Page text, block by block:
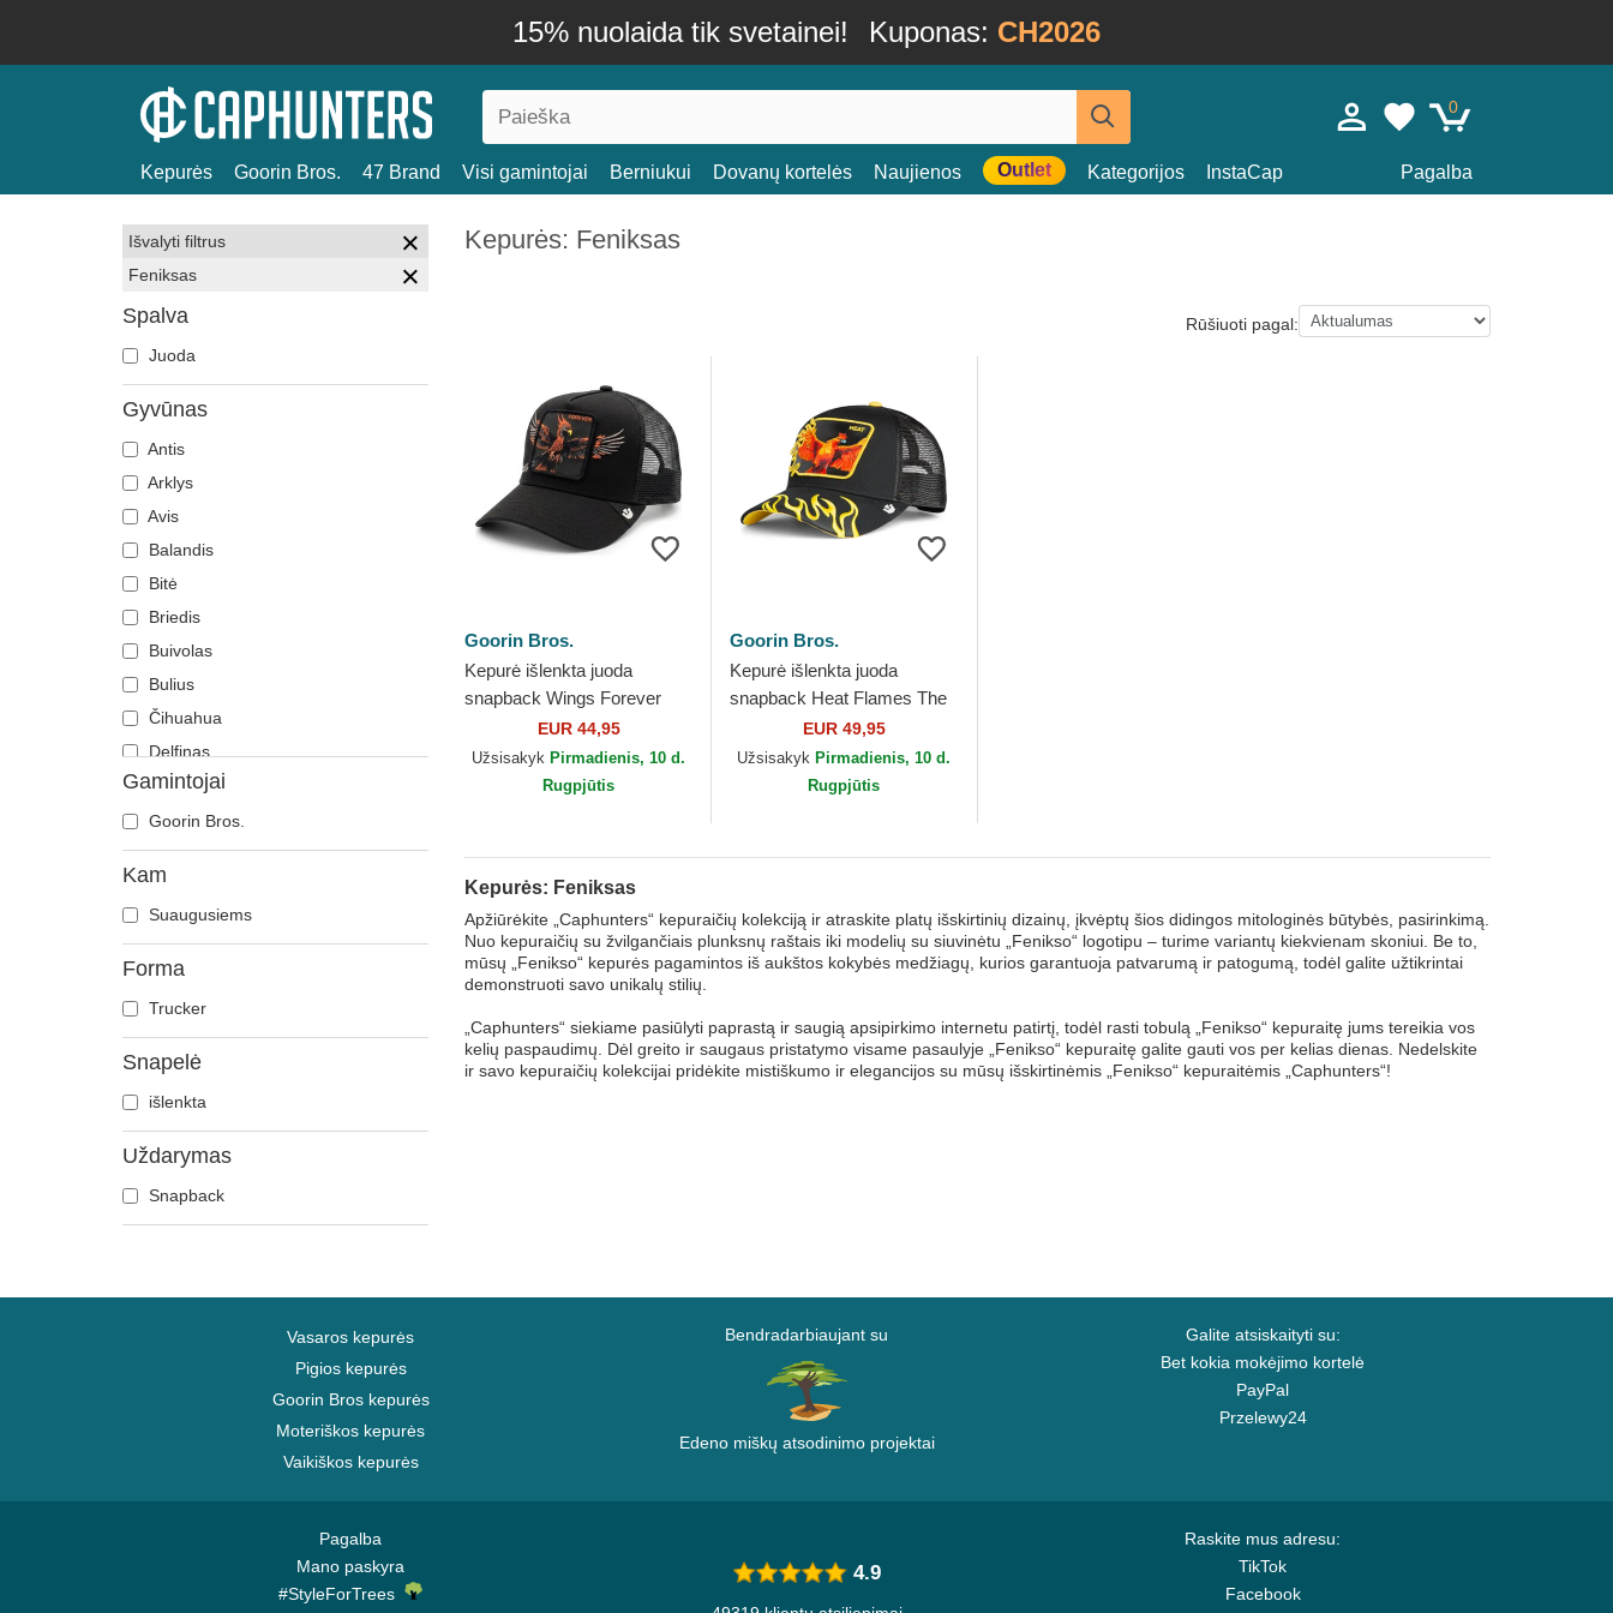
15% nuolaida tik svetainei! Kuponas: CH2026
0
Kepurės Goorin Bros. 47 Brand Visi gamintojai Berniukui Dovanų kortelės Naujienos Outlet Kategorijos InstaCap Pagalba
Išvalyti filtrus
Feniksas
Spalva
Juoda
Gyvūnas
Antis
Arklys
Avis
Balandis
Bitė
Briedis
Buivolas
Bulius
Čihuahua
Delfinas
Dobermanas
Drakonas
Driežas
Drugelis
Elnias
Flamingas
Gaidys
Gyvatė
Hipopotamas
Jautis
Gamintojai
Goorin Bros.
Kam
Suaugusiems
Forma
Trucker
Snapelė
išlenkta
Uždarymas
Snapback
Kepurės: Feniksas
Rūšiuoti pagal:
Goorin Bros.
Kepurė išlenkta juoda
snapback Wings Forever
The Farm Goorin Bros.
EUR 44,95
Užsisakyk Pirmadienis, 10 d.
Rugpjūtis
Goorin Bros.
Kepurė išlenkta juoda
snapback Heat Flames The
Farm Goorin Bros.
EUR 49,95
Užsisakyk Pirmadienis, 10 d.
Rugpjūtis
Kepurės: Feniksas
Apžiūrėkite „Caphunters“ kepuraičių kolekciją ir atraskite platų išskirtinių dizainų, įkvėptų šios didingos mitologinės būtybės, pasirinkimą.
Nuo kepuraičių su žvilgančiais plunksnų raštais iki modelių su siuvinėtu „Fenikso“ logotipu – turime variantų kiekvienam skoniui. Be to,
mūsų „Fenikso“ kepurės pagamintos iš aukštos kokybės medžiagų, kurios garantuoja patvarumą ir patogumą, todėl galite užtikrintai
demonstruoti savo unikalų stilių.
„Caphunters“ siekiame pasiūlyti paprastą ir saugią apsipirkimo internetu patirtį, todėl rasti tobulą „Fenikso“ kepuraitę jums tereikia vos
kelių paspaudimų. Dėl greito ir saugaus pristatymo visame pasaulyje „Fenikso“ kepuraitę galite gauti vos per kelias dienas. Nedelskite
ir savo kepuraičių kolekcijai pridėkite mistiškumo ir elegancijos su mūsų išskirtinėmis „Fenikso“ kepuraitėmis „Caphunters“!
Vasaros kepurės
Pigios kepurės
Goorin Bros kepurės
Moteriškos kepurės
Vaikiškos kepurės
Bendradarbiaujant su
Edeno miškų atsodinimo projektai
Galite atsiskaityti su:
Bet kokia mokėjimo kortelė
PayPal
Przelewy24
Pagalba
Mano paskyra
#StyleForTrees
Raskite mus adresu:
TikTok
Facebook
4.9